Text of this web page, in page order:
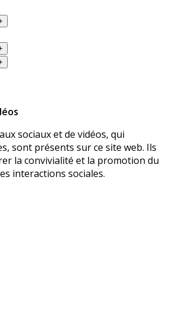
sociaux et de vidéos, qui
sont présents sur ce site web. Ils
la convivialité et la promotion du
interactions sociales.